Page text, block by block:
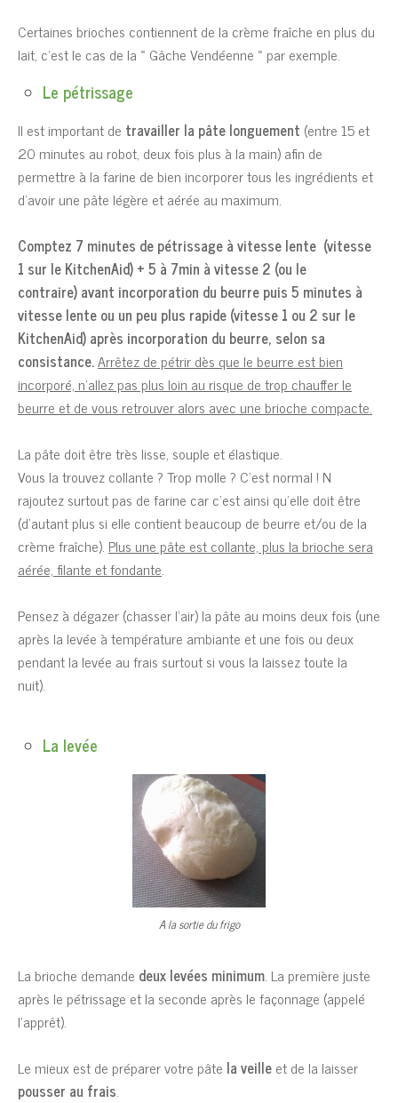
Certaines brioches contiennent de la crème fraîche en plus du
lait, c’est le cas de la « Gâche Vendéenne » par exemple.
Le pétrissage
Il est important de travailler la pâte longuement (entre 15 et
20 minutes au robot, deux fois plus à la main) afin de
permettre à la farine de bien incorporer tous les ingrédients et
d’avoir une pâte légère et aérée au maximum.
Comptez 7 minutes de pétrissage à vitesse lente (vitesse
1 sur le KitchenAid) + 5 à 7min à vitesse 2 (ou le
contraire)avant incorporation du beurre puis 5 minutes à
vitesse lente ou un peu plus rapide (vitesse 1 ou 2 sur le
KitchenAid) après incorporation du beurre, selon sa
consistance.Arrêtez de pétrir dès que le beurre est bien
incorporé, n’allez pas plus loin au risque de trop chauffer le
beurre et de vous retrouver alors avec une brioche compacte.
La pâte doit être très lisse, souple et élastique.
Vous la trouvez collante ? Trop molle ? C’est normal ! N
rajoutez surtout pas de farine car c’est ainsi qu’elle doit être
(d’autant plus si elle contient beaucoup de beurre et/ou de la
crème fraîche). Plus une pâte est collante, plus la brioche sera
aérée, filante et fondante.
Pensez à dégazer (chasser l’air) la pâte au moins deux fois (une
après la levée à température ambiante et une fois ou deux
pendant la levée au frais surtout si vous la laissez toute la
nuit).
La levée
A la sortie du frigo
La brioche demande deux levées minimum. La première juste
après le pétrissage et la seconde après le façonnage (appelé
l’apprêt).
Le mieux est de préparer votre pâte la veilleet de la laisser
pousser au frais.